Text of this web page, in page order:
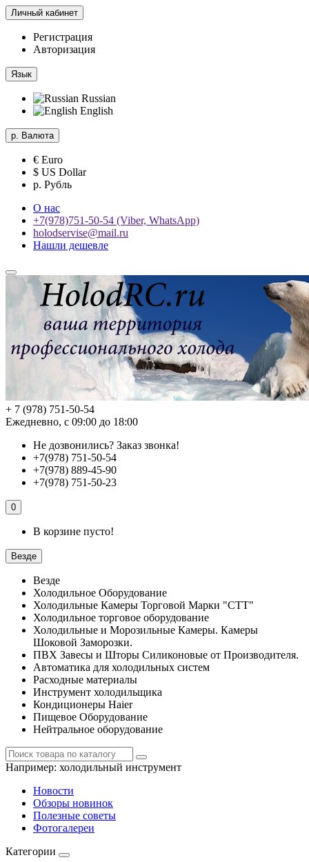
Личный кабинет
Регистрация
Авторизация
Язык
Russian
English
р. Валюта
€ Euro
$ US Dollar
р. Рубль
О нас
+7(978)751-50-54 (Viber, WhatsApp)
holodservise@mail.ru
Нашли дешевле
+ 7 (978) 751-50-54
Ежедневно, с 09:00 до 18:00
Не дозвонились? Заказ звонка!
+7(978) 751-50-54
+7(978) 889-45-90
+7(978) 751-50-23
0
В корзине пусто!
Везде
Везде
Холодильное Оборудование
Холодильные Камеры Торговой Марки "СТТ"
Холодильное торговое оборудование
Холодильные и Морозильные Камеры. Камеры
Шоковой Заморозки.
ПВХ Завесы и Шторы Силиконовые от Производителя.
Автоматика для холодильных систем
Расходные материалы
Инструмент холодильщика
Кондиционеры Haier
Пищевое Оборудование
Нейтральное оборудование
Например: холодильный инструмент
Новости
Обзоры новинок
Полезные советы
Фотогалереи
Категории